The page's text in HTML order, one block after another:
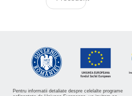
Pentru informatii detaliate despre celelalte programe